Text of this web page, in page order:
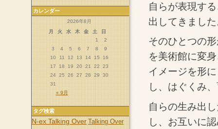
自らが表現す
出してきまし
そのひとつの
を美術館に変
イメージを形
し、はぐくみ
自らの生み出
し、お互いに
カレンダー
2026年8月
月
火 水 木 金 土 日
« 9月
1
2
3
4 5 6 7 8
9
10
11 12 13 14 15
16
17
18 19 20 21 22
23
24
25 26 27 28 29
30
31
タグ検索
N-ex Talking Over Talking Over